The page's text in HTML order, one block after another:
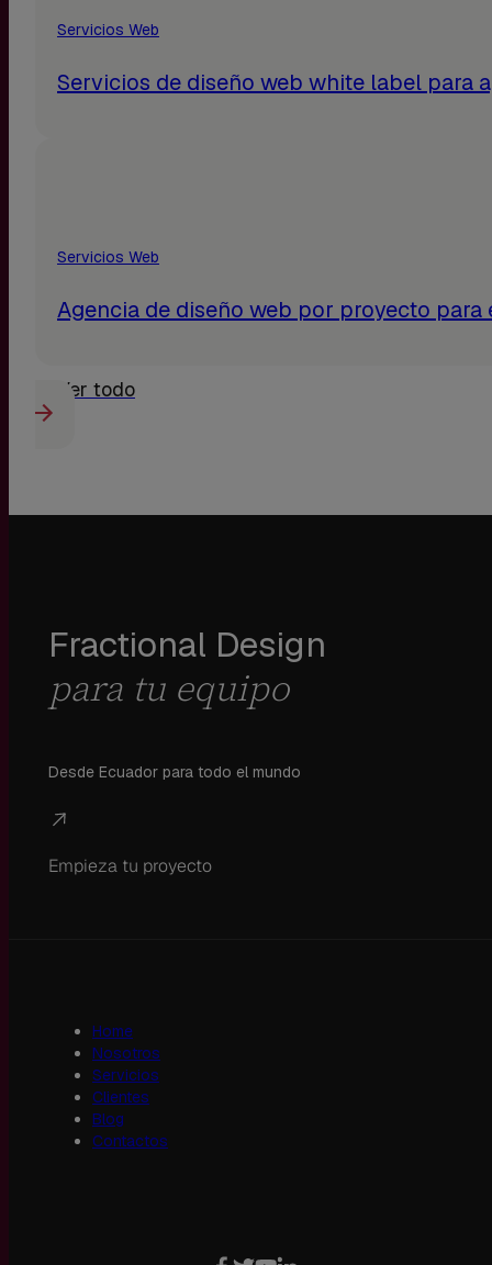
Servicios Web
Servicios de diseño web white label para
Servicios Web
Agencia de diseño web por proyecto para
Ver todo
Fractional Design
para tu equipo
Desde Ecuador para todo el mundo
Empieza tu proyecto
Home
Nosotros
Servicios
Clientes
Blog
Contactos